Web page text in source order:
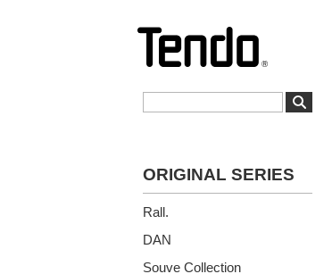
ORIGINAL SERIES
Rall.
DAN
Souve Collection